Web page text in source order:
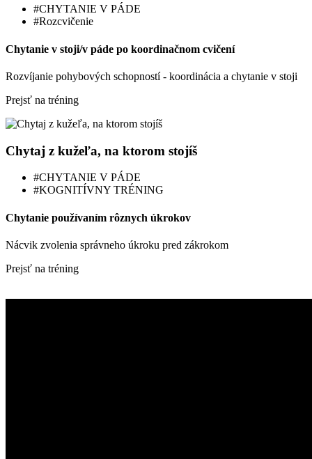
#CHYTANIE V PÁDE
#Rozcvičenie
Chytanie v stoji/v páde po koordinačnom cvičení
Rozvíjanie pohybových schopností - koordinácia a chytanie v stoji
Prejsť na tréning
Chytaj z kužeľa, na ktorom stojíš
#CHYTANIE V PÁDE
#KOGNITÍVNY TRÉNING
Chytanie používaním rôznych úkrokov
Nácvik zvolenia správneho úkroku pred zákrokom
Prejsť na tréning